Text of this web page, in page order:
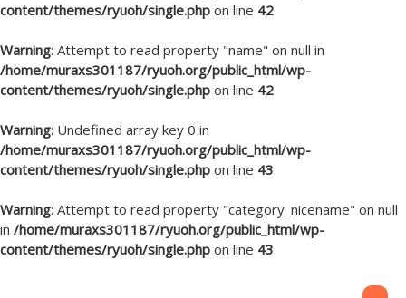
content/themes/ryuoh/single.php on line 42
Warning: Attempt to read property "name" on null in
/home/muraxs301187/ryuoh.org/public_html/wp-
content/themes/ryuoh/single.php on line 42
Warning: Undefined array key 0 in
/home/muraxs301187/ryuoh.org/public_html/wp-
content/themes/ryuoh/single.php on line 43
Warning: Attempt to read property "category_nicename" on null
in /home/muraxs301187/ryuoh.org/public_html/wp-
content/themes/ryuoh/single.php on line 43